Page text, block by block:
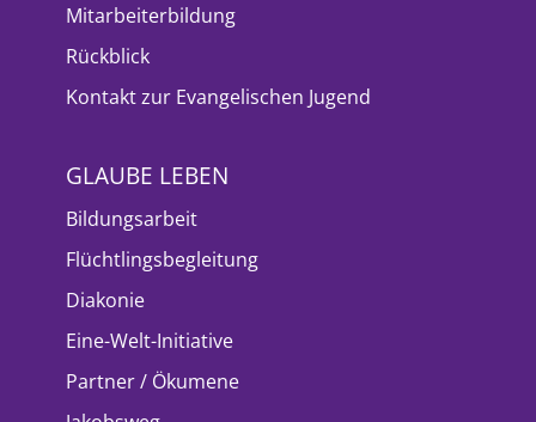
Mitarbeiterbildung
Rückblick
Kontakt zur Evangelischen Jugend
GLAUBE LEBEN
Bildungsarbeit
Flüchtlingsbegleitung
Diakonie
Eine-Welt-Initiative
Partner / Ökumene